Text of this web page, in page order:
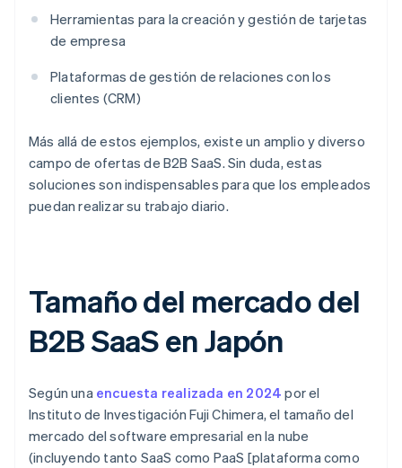
Herramientas para la creación y gestión de tarjetas
de empresa
Plataformas de gestión de relaciones con los
clientes (CRM)
Más allá de estos ejemplos, existe un amplio y diverso
campo de ofertas de B2B SaaS. Sin duda, estas
soluciones son indispensables para que los empleados
puedan realizar su trabajo diario.
Tamaño del mercado del
B2B SaaS en Japón
Según una encuesta realizada en 2024 por el
Instituto de Investigación Fuji Chimera, el tamaño del
mercado del software empresarial en la nube
(incluyendo tanto SaaS como PaaS [plataforma como